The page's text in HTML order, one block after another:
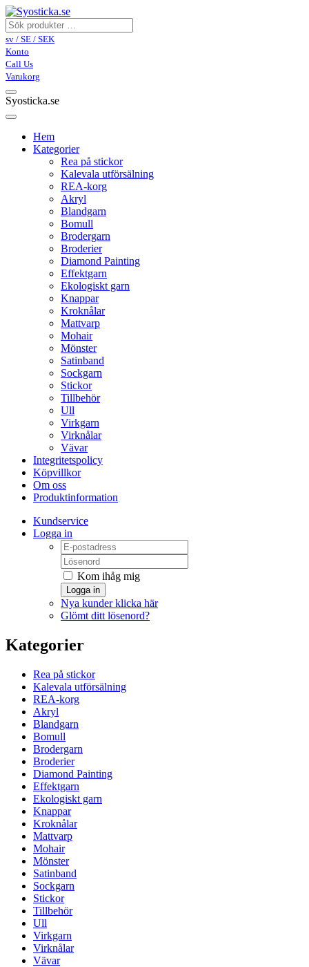
sv / SE / SEK
Konto
Call Us
Varukorg
Syosticka.se
Hem
Kategorier
Rea på stickor
Kalevala utförsälning
REA-korg
Akryl
Blandgarn
Bomull
Brodergarn
Broderier
Diamond Painting
Effektgarn
Ekologiskt garn
Knappar
Kroknålar
Mattvarp
Mohair
Mönster
Satinband
Sockgarn
Stickor
Tillbehör
Ull
Virkgarn
Virknålar
Vävar
Integritetspolicy
Köpvillkor
Om oss
Produktinformation
Kundservice
Logga in
Kom ihåg mig
Logga in
Nya kunder klicka här
Glömt ditt lösenord?
Kategorier
Rea på stickor
Kalevala utförsälning
REA-korg
Akryl
Blandgarn
Bomull
Brodergarn
Broderier
Diamond Painting
Effektgarn
Ekologiskt garn
Knappar
Kroknålar
Mattvarp
Mohair
Mönster
Satinband
Sockgarn
Stickor
Tillbehör
Ull
Virkgarn
Virknålar
Vävar